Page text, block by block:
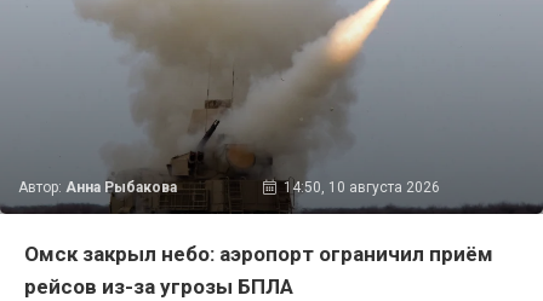
Автор: Анна Рыбакова 14:50, 10 августа 2026
Омск закрыл небо: аэропорт ограничил приём
рейсов из-за угрозы БПЛА